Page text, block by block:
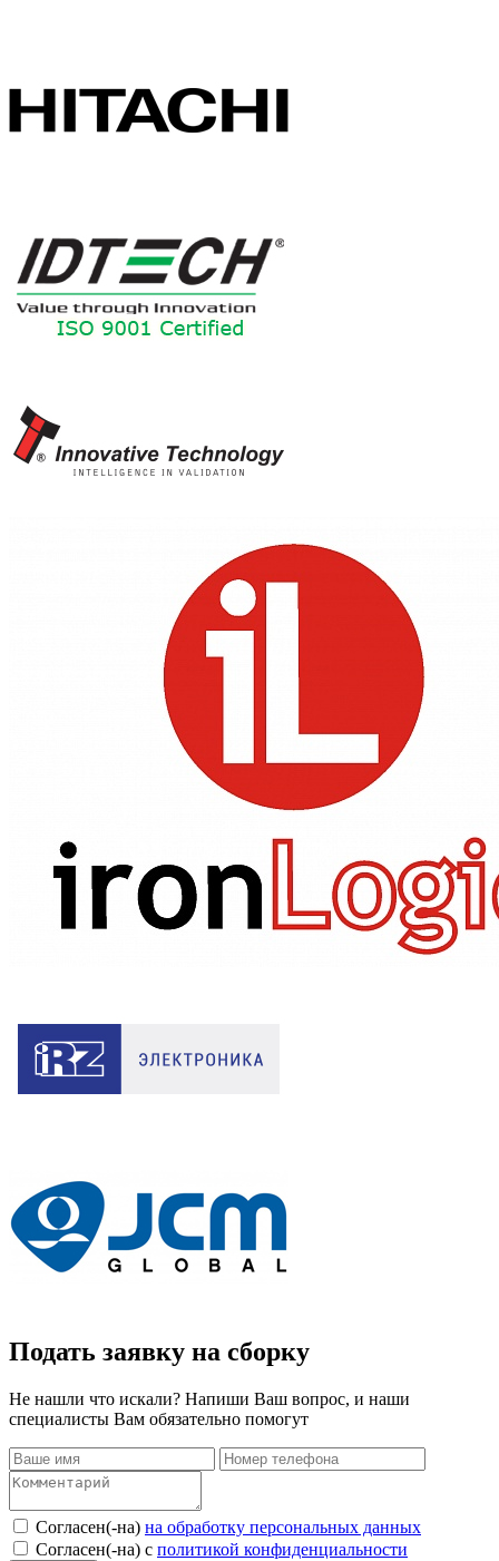
Подать заявку на сборку
Не нашли что искали? Напиши Ваш вопрос, и наши
специалисты Вам обязательно помогут
Согласен(-на) на обработку персональных данных
Согласен(-на) с политикой конфиденциальности